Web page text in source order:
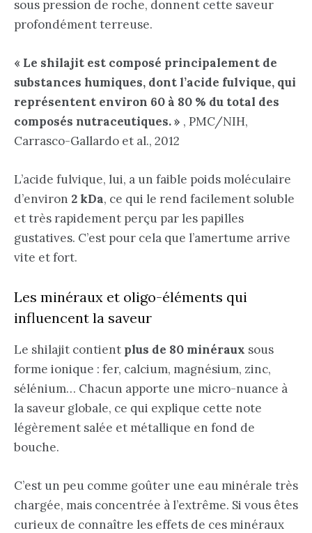
sous pression de roche, donnent cette saveur
profondément terreuse.
« Le shilajit est composé principalement de
substances humiques, dont l’acide fulvique, qui
représentent environ 60 à 80 % du total des
composés nutraceutiques. » , PMC/NIH,
Carrasco-Gallardo et al., 2012
L’acide fulvique, lui, a un faible poids moléculaire
d’environ 2 kDa, ce qui le rend facilement soluble
et très rapidement perçu par les papilles
gustatives. C’est pour cela que l’amertume arrive
vite et fort.
Les minéraux et oligo-éléments qui
influencent la saveur
Le shilajit contient plus de 80 minéraux sous
forme ionique : fer, calcium, magnésium, zinc,
sélénium… Chacun apporte une micro-nuance à
la saveur globale, ce qui explique cette note
légèrement salée et métallique en fond de
bouche.
C’est un peu comme goûter une eau minérale très
chargée, mais concentrée à l’extrême. Si vous êtes
curieux de connaître les effets de ces minéraux